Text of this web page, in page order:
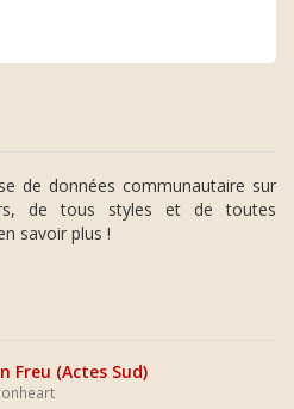
de données communautaire sur
de tous styles et de toutes
savoir plus !
Freu (Actes Sud)